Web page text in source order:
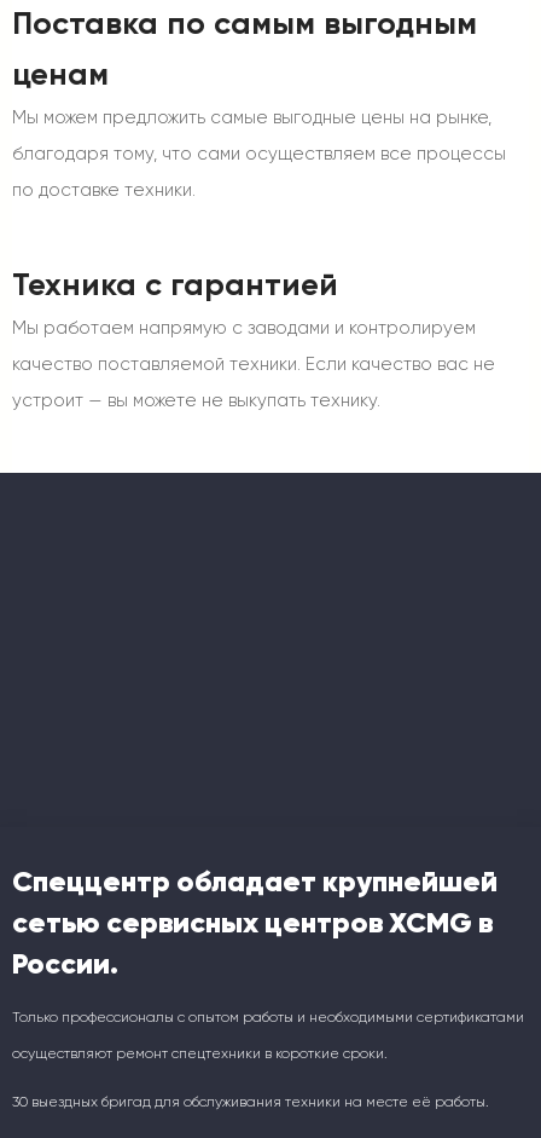
Поставка по самым выгодным
ценам
Мы можем предложить самые выгодные цены на рынке,
благодаря тому, что сами осуществляем все процессы
по доставке техники.
Техника с гарантией
Мы работаем напрямую с заводами и контролируем
качество поставляемой техники. Если качество вас не
устроит — вы можете не выкупать технику.
Спеццентр обладает крупнейшей
сетью сервисных центров XCMG в
России.
Только профессионалы с опытом работы и необходимыми сертификатами
осуществляют ремонт спецтехники в короткие сроки.
30 выездных бригад для обслуживания техники на месте её работы.